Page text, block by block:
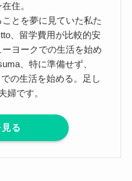
住。
とを夢に見ていた私た
、留学費用が比較的安
ヨークでの生活を始め
、特に準備せず、
の生活を始める。足し
婦です。
る